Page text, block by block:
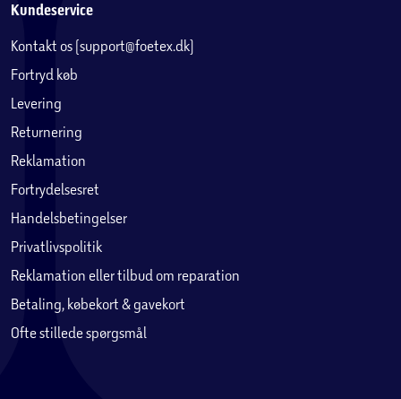
Kundeservice
Kontakt os (support@foetex.dk)
Fortryd køb
Levering
Returnering
Reklamation
Fortrydelsesret
Handelsbetingelser
Privatlivspolitik
Reklamation eller tilbud om reparation
Betaling, købekort & gavekort
Ofte stillede spørgsmål